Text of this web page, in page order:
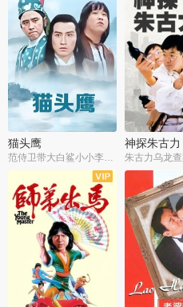
猫头鹰
范侍卫带大白鲨小小李破案寻妃
神探朱古力